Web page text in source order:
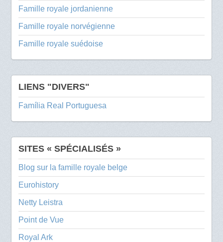
Famille royale jordanienne
Famille royale norvégienne
Famille royale suédoise
LIENS "DIVERS"
Família Real Portuguesa
SITES « SPÉCIALISÉS »
Blog sur la famille royale belge
Eurohistory
Netty Leistra
Point de Vue
Royal Ark